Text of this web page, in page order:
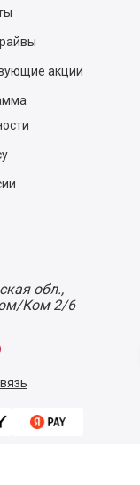
акции
обл.,
Ком 2/6